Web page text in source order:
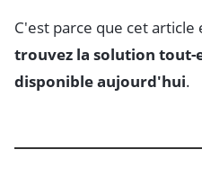
C'est parce que cet
trouvez la solution tout-
disponible aujourd'hui.